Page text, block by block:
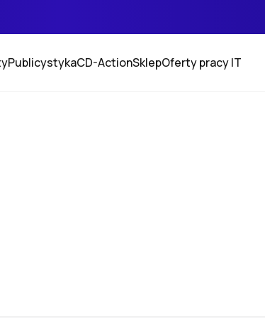
PublicystykaCD-ActionSklepOferty pracy IT